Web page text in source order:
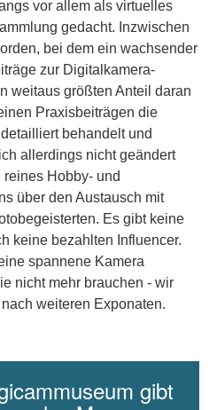
vor allem als virtuelles
gedacht. Inzwischen
bei dem ein wachsender
zur Digitalkamera-
weitaus größten Anteil daran
Praxisbeiträgen die
behandelt und
allerdings nicht geändert
Hobby- und
über den Austausch mit
Es gibt keine
keine bezahlten Influencer.
spannene Kamera
nicht mehr brauchen - wir
weiteren Exponaten.
gibt